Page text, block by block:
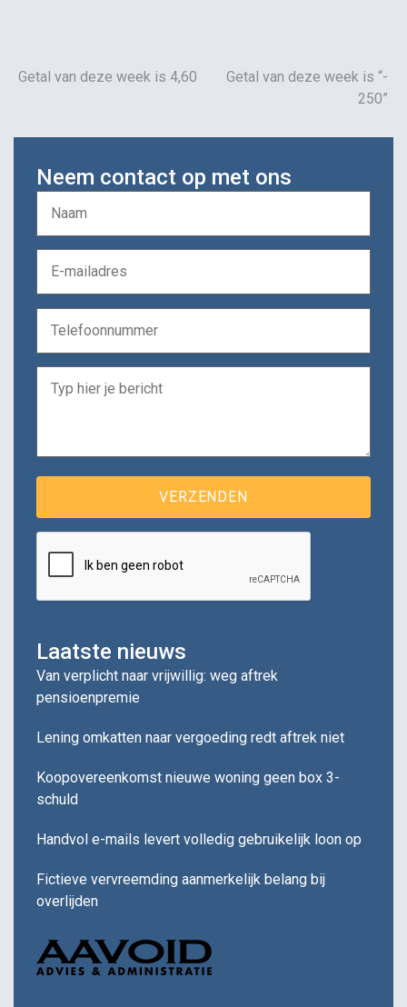
Getal van deze week is 4,60
Getal van deze week is “-
250”
Neem contact op met ons
Laatste nieuws
Van verplicht naar vrijwillig: weg aftrek
pensioenpremie
Lening omkatten naar vergoeding redt aftrek niet
Koopovereenkomst nieuwe woning geen box 3-
schuld
Handvol e-mails levert volledig gebruikelijk loon op
Fictieve vervreemding aanmerkelijk belang bij
overlijden